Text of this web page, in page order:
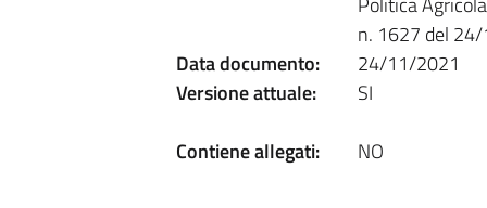
n. 1627 del
Data documento:
24/11/2021
Versione attuale:
SI
Contiene allegati:
NO